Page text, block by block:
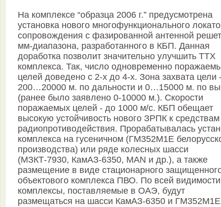
На комплексе “образца 2006 г.” предусмотрена
установка нового многофункционального
сопровождения с фазированной антенной
мм-диапазона, разработанного в КБП. Данная
доработка позволит значительно улучшить ТТХ
комплекса. Так, число одновременно
целей доведено с 2-х до 4-х. Зона захвата цели
200…20000 м. по дальности и 0…15000 м. по
(ранее было заявлено 0-10000 м.). Скорости
поражаемых целей - до 1000 м/с. КБП обещает
высокую устойчивость нового ЗРПК к средствам
радиопротиводействия. Прорабатывалась
комплекса на гусеничном (ГМ352М1Е
производства) или ряде колесных шасси
(МЗКТ-7930, КамАЗ-6350, MAN и др.), а также
размещение в виде стационарного
объектового комплекса ПВО. По всей
комплексы, поставляемые в ОАЭ, будут
размещаться на шасси КамАЗ-6350 и